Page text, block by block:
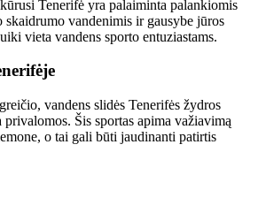
Tenerifė yra palaiminta palankiomis
vandenimis ir gausybe jūros
vieta vandens sporto entuziastams.
vandens slidės Tenerifės žydros
privalomos. Šis sportas apima važiavimą
o tai gali būti jaudinanti patirtis